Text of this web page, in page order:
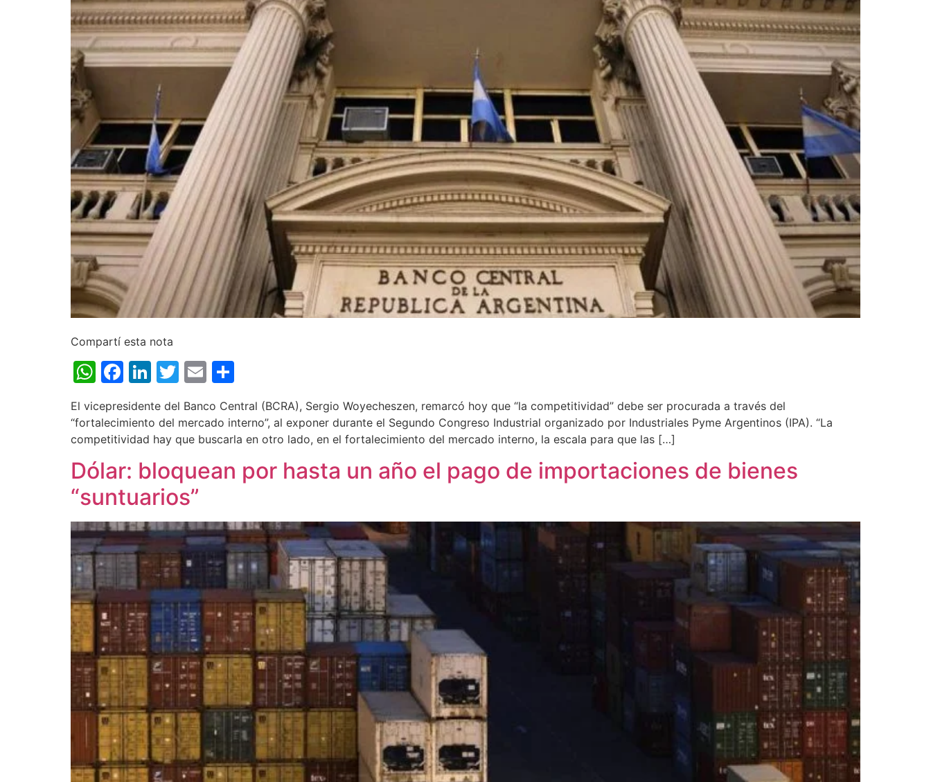
Compartí esta nota
WhatsApp
Facebook
LinkedIn
Twitter
Email
El vicepresidente del Banco Central (BCRA), Sergio Woyecheszen, remarcó hoy que “la competitividad” debe ser procurada a través del
“fortalecimiento del mercado interno”, al exponer durante el Segundo Congreso Industrial organizado por Industriales Pyme Argentinos (IPA). “La
competitividad hay que buscarla en otro lado, en el fortalecimiento del mercado interno, la escala para que las […]
Dólar: bloquean por hasta un año el pago de importaciones de bienes
“suntuarios”